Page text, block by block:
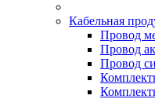
Кабельная
Провод
Провод
Провод